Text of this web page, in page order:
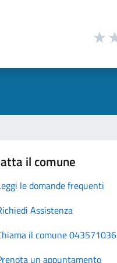
il comune
le domande frequenti
Assistenza
il comune 043571036
un appuntamento